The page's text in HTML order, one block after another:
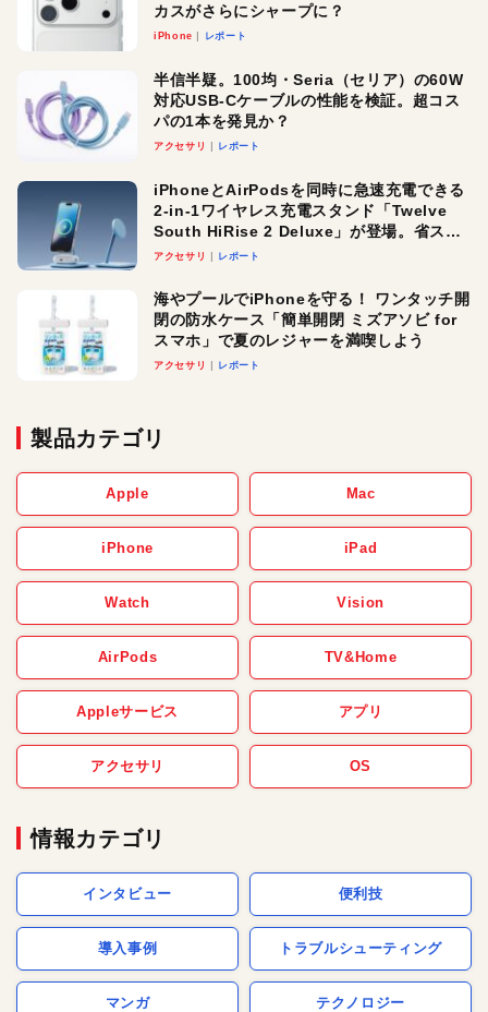
カスがさらにシャープに？
iPhone レポート
半信半疑。100均・Seria（セリア）の60W
対応USB-Cケーブルの性能を検証。超コス
パの1本を発見か？
アクセサリ レポート
iPhoneとAirPodsを同時に急速充電できる
2-in-1ワイヤレス充電スタンド「Twelve
South HiRise 2 Deluxe」が登場。省スペ
ースでおしゃれに充電したい人にオスス
アクセサリ レポート
海やプールでiPhoneを守る！ ワンタッチ開
閉の防水ケース「簡単開閉 ミズアソビ for
スマホ」で夏のレジャーを満喫しよう
アクセサリ レポート
製品カテゴリ
Apple Mac
iPhone iPad
Watch Vision
AirPods TV&Home
Appleサービス アプリ
アクセサリ OS
情報カテゴリ
インタビュー 便利技
導入事例 トラブルシューティング
マンガ テクノロジー